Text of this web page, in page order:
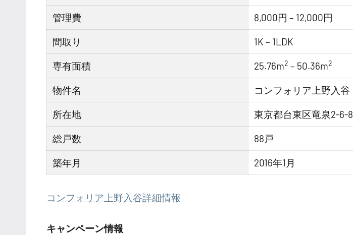
管理費 8,000円 – 12,000円
間取り 1K – 1LDK
専有面積 25.76m2 – 50.36m2
物件名 コンフォリア上野入谷
所在地 東京都台東区竜泉2-6-8
総戸数 88戸
築年月 2016年1月
コンフォリア上野入谷詳細情報
キャンペーン情報